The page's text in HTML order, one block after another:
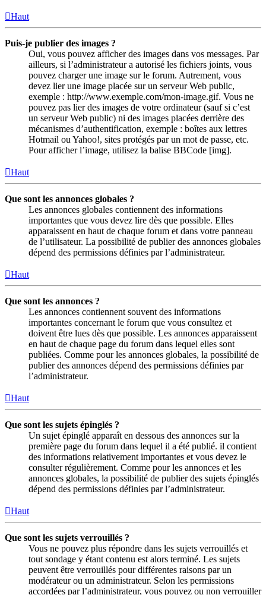
Haut
Puis-je publier des images ?
Oui, vous pouvez afficher des images dans vos messages. Par
ailleurs, si l’administrateur a autorisé les fichiers joints, vous
pouvez charger une image sur le forum. Autrement, vous
devez lier une image placée sur un serveur Web public,
exemple : http://www.exemple.com/mon-image.gif. Vous ne
pouvez pas lier des images de votre ordinateur (sauf si c’est
un serveur Web public) ni des images placées derrière des
mécanismes d’authentification, exemple : boîtes aux lettres
Hotmail ou Yahoo!, sites protégés par un mot de passe, etc.
Pour afficher l’image, utilisez la balise BBCode [img].
Haut
Que sont les annonces globales ?
Les annonces globales contiennent des informations
importantes que vous devez lire dès que possible. Elles
apparaissent en haut de chaque forum et dans votre panneau
de l’utilisateur. La possibilité de publier des annonces globales
dépend des permissions définies par l’administrateur.
Haut
Que sont les annonces ?
Les annonces contiennent souvent des informations
importantes concernant le forum que vous consultez et
doivent être lues dès que possible. Les annonces apparaissent
en haut de chaque page du forum dans lequel elles sont
publiées. Comme pour les annonces globales, la possibilité de
publier des annonces dépend des permissions définies par
l’administrateur.
Haut
Que sont les sujets épinglés ?
Un sujet épinglé apparaît en dessous des annonces sur la
première page du forum dans lequel il a été publié. il contient
des informations relativement importantes et vous devez le
consulter régulièrement. Comme pour les annonces et les
annonces globales, la possibilité de publier des sujets épinglés
dépend des permissions définies par l’administrateur.
Haut
Que sont les sujets verrouillés ?
Vous ne pouvez plus répondre dans les sujets verrouillés et
tout sondage y étant contenu est alors terminé. Les sujets
peuvent être verrouillés pour différentes raisons par un
modérateur ou un administrateur. Selon les permissions
accordées par l’administrateur, vous pouvez ou non verrouiller